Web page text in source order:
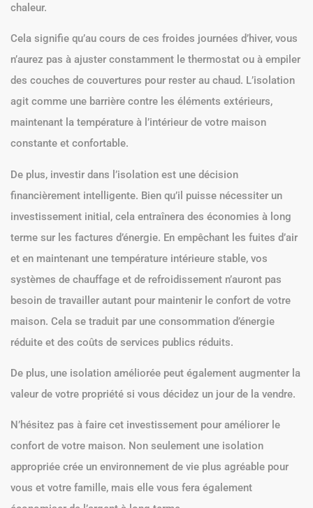
chaleur.
Cela signifie qu’au cours de ces froides journées d’hiver, vous
n’aurez pas à ajuster constamment le thermostat ou à empiler
des couches de couvertures pour rester au chaud. L’isolation
agit comme une barrière contre les éléments extérieurs,
maintenant la température à l’intérieur de votre maison
constante et confortable.
De plus, investir dans l’isolation est une décision
financièrement intelligente. Bien qu’il puisse nécessiter un
investissement initial, cela entraînera des économies à long
terme sur les factures d’énergie. En empêchant les fuites d’air
et en maintenant une température intérieure stable, vos
systèmes de chauffage et de refroidissement n’auront pas
besoin de travailler autant pour maintenir le confort de votre
maison. Cela se traduit par une consommation d’énergie
réduite et des coûts de services publics réduits.
De plus, une isolation améliorée peut également augmenter la
valeur de votre propriété si vous décidez un jour de la vendre.
N’hésitez pas à faire cet investissement pour améliorer le
confort de votre maison. Non seulement une isolation
appropriée crée un environnement de vie plus agréable pour
vous et votre famille, mais elle vous fera également